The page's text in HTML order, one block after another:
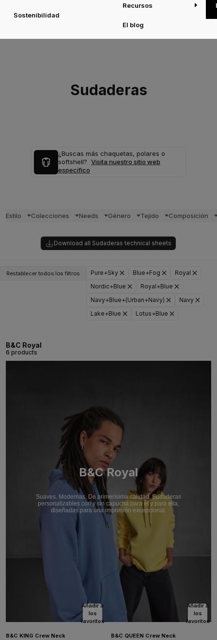
Sostenibilidad
Recursos
El blog
Sudaderas
¿Buscas más chaquetas, polares o
softshell? Visita nuestro sitio web
específico
Estilo Colecciones Needs Género Tejido Composición
Download all Sudaderas technical sheets
Restablecer todos los filtros Pure+Sky Blue+Fog
Royal
Nordic+Blue
Royal+Blue
Navy+Blue+(Urban+Navy)
Navy
Lake+Blue
Lotus+Blue
B&C Royal
6 products
B&C Royal
Suaves. Modernas. De primerísima calidad. Sudaderas
personalizables con y sin capucha para él y para ella,
diseñadas para una impresión excepcional.
Añadir a
los
favoritos
B&C KING Crew Neck
Añadir a
los
favoritos
B&C QUEEN Crew Neck